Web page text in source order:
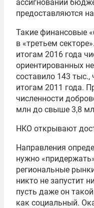
ассигнований
предоставляются
Такие финансовые
в «третьем
итогам 2016 года
ориентированных
составило 143
итогам 2011 года.
численности
млн до свыше 3,8
НКО открывают
Направления
нужно
региональные
никто не запустит
пусть даже он
как социальный.